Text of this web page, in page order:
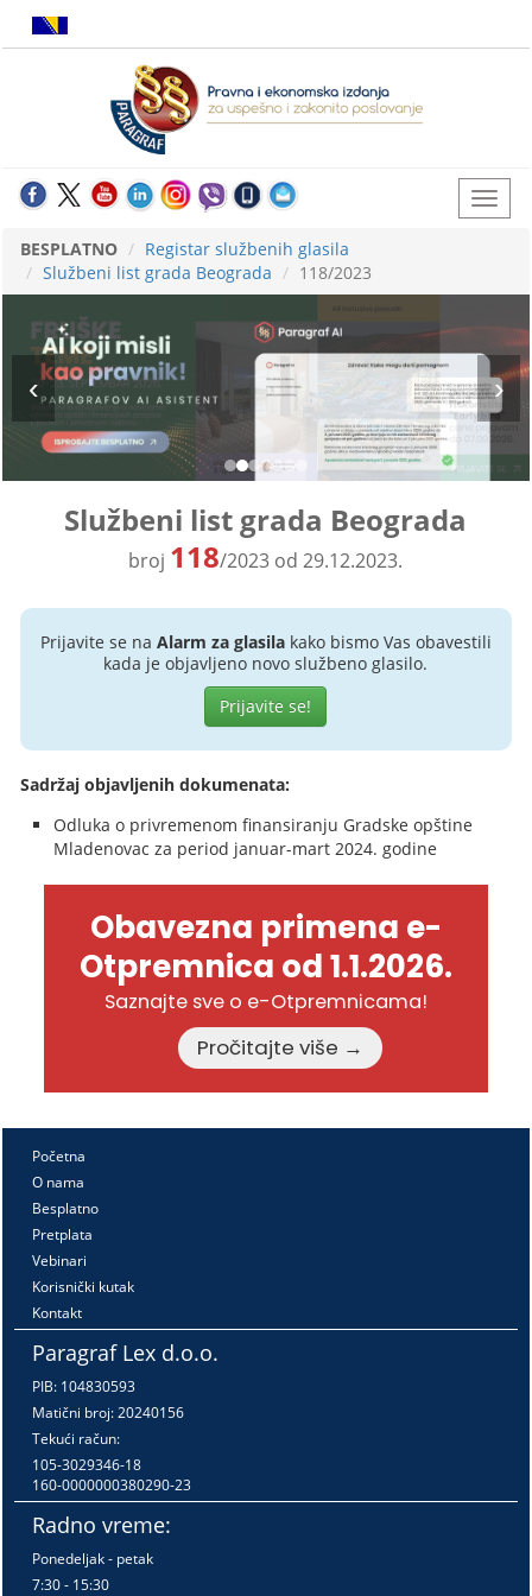
BESPLATNO
Registar službenih glasila
Službeni list grada Beograda
118/2023
Službeni list grada Beograda
broj 118/2023 od 29.12.2023.
Prijavite se na Alarm za glasilakako bismo Vas obavestili
kada je objavljeno novo službeno glasilo.
Prijavite se!
Sadržaj objavljenih dokumenata:
Odluka o privremenom finansiranju Gradske opštine
Mladenovac za period januar-mart 2024. godine
Obavezna primena e-
Otpremnica od 1.1.2026.
Saznajte sve o e-Otpremnicama!
Pročitajte više →
Početna
O nama
Besplatno
Pretplata
Vebinari
Korisnički kutak
Kontakt
Paragraf Lex d.o.o.
PIB: 104830593
Matični broj: 20240156
Tekući račun:
105-3029346-18
160-0000000380290-23
Radno vreme:
Ponedeljak - petak
7:30 - 15:30